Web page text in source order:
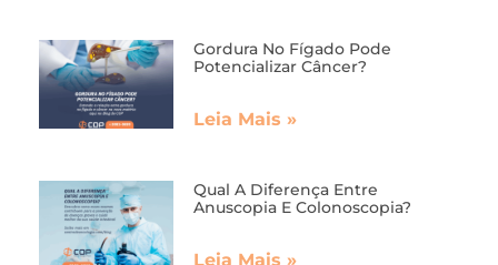
Gordura No Fígado Pode
Potencializar Câncer?
Leia Mais »
Qual A Diferença Entre
Anuscopia E Colonoscopia?
Leia Mais »